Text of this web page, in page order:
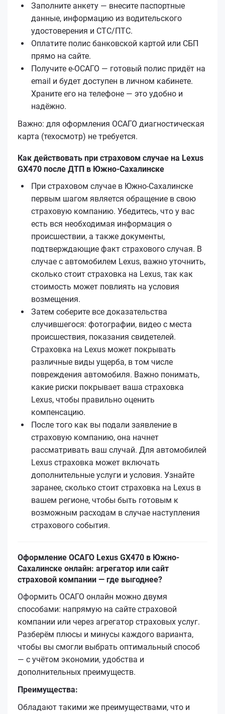
Заполните анкету — внесите паспортные
данные, информацию из водительского
удостоверения и СТС/ПТС.
Оплатите полис банковской картой или СБП
прямо на сайте.
Получите е‑ОСАГО — готовый полис придёт на
email и будет доступен в личном кабинете.
Храните его на телефоне — это удобно и
надёжно.
Важно: для оформления ОСАГО диагностическая
карта (техосмотр) не требуется.
Как действовать при страховом случае на Lexus
GX470 после ДТП в Южно-Сахалинске
При страховом случае в Южно-Сахалинске
первым шагом является обращение в свою
страховую компанию. Убедитесь, что у вас
есть вся необходимая информация о
происшествии, а также документы,
подтверждающие факт страхового случая. В
случае с автомобилем Lexus, важно уточнить,
сколько стоит страховка на Lexus, так как
стоимость может повлиять на условия
возмещения.
Затем соберите все доказательства
случившегося: фотографии, видео с места
происшествия, показания свидетелей.
Страховка на Lexus может покрывать
различные виды ущерба, в том числе
повреждения автомобиля. Важно понимать,
какие риски покрывает ваша страховка
Lexus, чтобы правильно оценить
компенсацию.
После того как вы подали заявление в
страховую компанию, она начнет
рассматривать ваш случай. Для автомобилей
Lexus страховка может включать
дополнительные услуги и условия. Узнайте
заранее, сколько стоит страховка на Lexus в
вашем регионе, чтобы быть готовым к
возможным расходам в случае наступления
страхового события.
Оформление ОСАГО Lexus GX470 в Южно-
Сахалинске онлайн: агрегатор или сайт
страховой компании — где выгоднее?
Оформить ОСАГО онлайн можно двумя
способами: напрямую на сайте страховой
компании или через агрегатор страховых услуг.
Разберём плюсы и минусы каждого варианта,
чтобы вы смогли выбрать оптимальный способ
— с учётом экономии, удобства и
дополнительных преимуществ.
Преимущества:
Обладают такими же преимуществами, что и